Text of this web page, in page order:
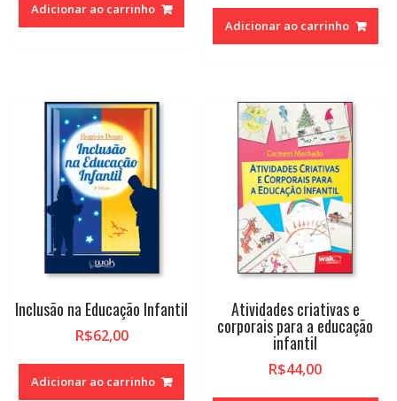
Adicionar ao carrinho
Adicionar ao carrinho
Inclusão na Educação Infantil
R$62,00
Adicionar ao carrinho
Atividades criativas e
corporais para a educação
infantil
R$44,00